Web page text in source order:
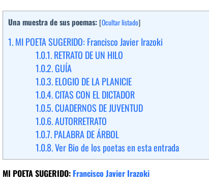
Una muestra de sus poemas: [Ocultar listado]
1.MI POETA SUGERIDO: Francisco Javier Irazoki
1.0.1.RETRATO DE UN HILO
1.0.2.GUÍA
1.0.3.ELOGIO DE LA PLANICIE
1.0.4.CITAS CON EL DICTADOR
1.0.5.CUADERNOS DE JUVENTUD
1.0.6.AUTORRETRATO
1.0.7.PALABRA DE ÁRBOL
1.0.8.Ver Bio de los poetas en esta entrada
MI POETA SUGERIDO: Francisco Javier Irazoki